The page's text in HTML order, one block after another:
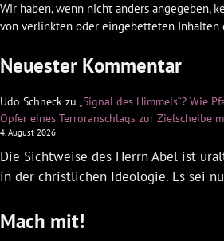
Wir haben, wenn nicht anders angegeben,
von verlinkten oder eingebetteten Inhalten
Neuester Kommentar
Udo Schneck zu „Signal des Himmels“? Wie
Opfer eines Terroranschlags zur Zielscheibe
4. August 2026
Die Sichtweise des Herrn Abel ist
in der christlichen Ideologie. Es sei
Mach mit!